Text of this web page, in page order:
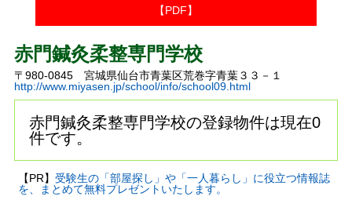
【PDF】
赤門鍼灸柔整専門学校
〒980-0845 宮城県仙台市青葉区荒巻字青葉３３－１
http://www.miyasen.jp/school/info/school09.html
赤門鍼灸柔整専門学校の登録物件は現在0
件です。
【PR】 受験生の「部屋探し」や「一人暮らし」に役立つ情報誌
を、まとめて無料プレゼントいたします。